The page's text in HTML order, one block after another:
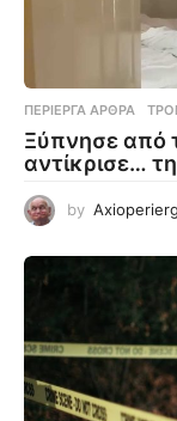
ΠΕΡΊΕΡΓΑ ΆΡΘΡΑ
Ξύπνησε από
αντίκρισε…
by